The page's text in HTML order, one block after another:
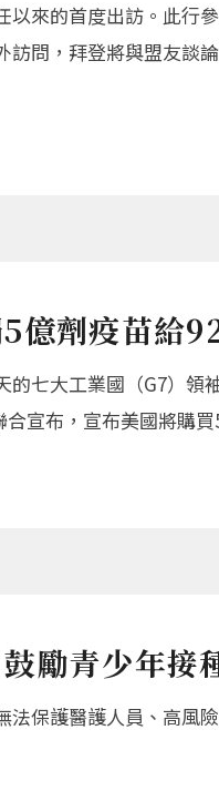
來的首度出訪。此行
問，拜登將與盟友
億劑疫苗給
七大工業國（G7）
宣布，宣布美國將購
勵青少年接
保護醫護人員、高